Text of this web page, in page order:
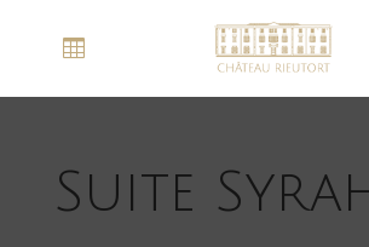
Suite